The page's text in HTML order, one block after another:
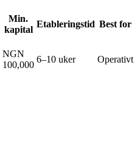
Min.
kapital
Etableringstid Best for
NGN
100,000
6–10 uker Operativt